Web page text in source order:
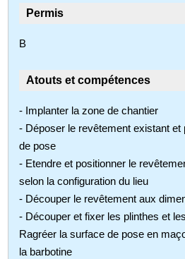
Permis
B
Atouts et compétences
- Implanter la zone de chantier
- Déposer le revêtement existant et
de pose
- Etendre et positionner le
selon la configuration du lieu
- Découper le revêtement aux
- Découper et fixer les plinthes et
Ragréer la surface de pose en
la barbotine